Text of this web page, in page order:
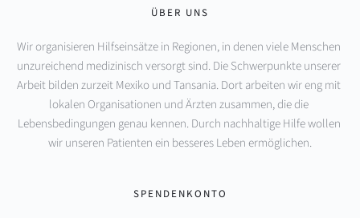
ÜBER UNS
Wir organisieren Hilfseinsätze in Regionen, in denen viele Menschen
unzureichend medizinisch versorgt sind. Die Schwerpunkte unserer
Arbeit bilden zurzeit Mexiko und Tansania. Dort arbeiten wir eng mit
lokalen Organisationen und Ärzten zusammen, die die
Lebensbedingungen genau kennen. Durch nachhaltige Hilfe wollen
wir unseren Patienten ein besseres Leben ermöglichen.
SPENDENKONTO